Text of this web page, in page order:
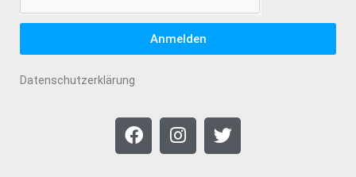
Anmelden
Datenschutzerklärung